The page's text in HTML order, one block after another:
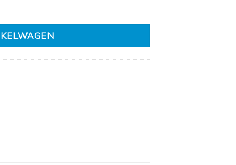
aantal